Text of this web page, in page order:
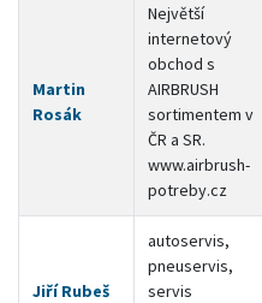
Martin
Rosák
Největší
internetový
obchod s
AIRBRUSH
sortimentem v
ČR a SR.
www.airbrush-
potreby.cz
Jiří Rubeš
autoservis,
pneuservis,
servis